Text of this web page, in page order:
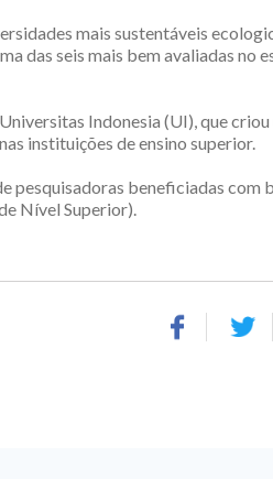
mais sustentáveis
das seis mais bem avaliadas no
Indonesia (UI), que criou
instituições de ensino superior.
pesquisadoras beneficiadas com
Nível Superior).